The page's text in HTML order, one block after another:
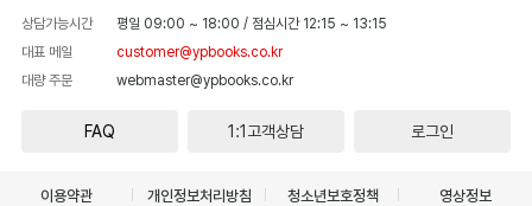
상담가능시간 평일 09:00 ~ 18:00 / 점심시간 12:15 ~ 13:15
대표 메일
customer@ypbooks.co.kr
대량 주문
webmaster@ypbooks.co.kr
FAQ 1:1고객상담 로그인
이용약관 개인정보처리방침 청소년보호정책 영상정보